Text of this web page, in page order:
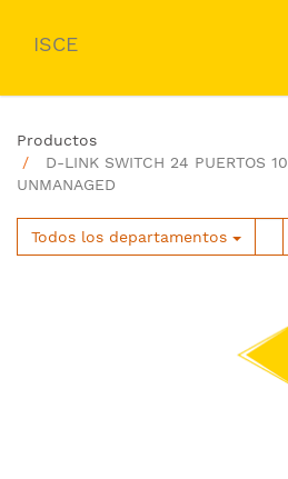
ISCE
Productos
D-LINK SWITCH 24 PUERTOS
UNMANAGED
Todos los departamentos